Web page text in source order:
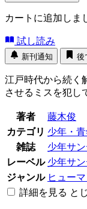
カートに追加しま
試し読み
新刊通知 後
江戸時代から続く
させるミスを犯し
著者
藤木俊
カテゴリ 少年・
雑誌
少年サ
レーベル 少年サ
ジャンル ヒュー
詳細を見る と